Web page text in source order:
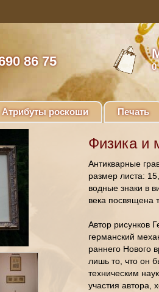
86 75 0
Атрибуты роскоши Печать
Физика и
Антикварные
размер листа:
водные знаки в
века посвящена
Автор рисунков
германский
раннего Нового
лишь то, что он
техническим
участия автора,